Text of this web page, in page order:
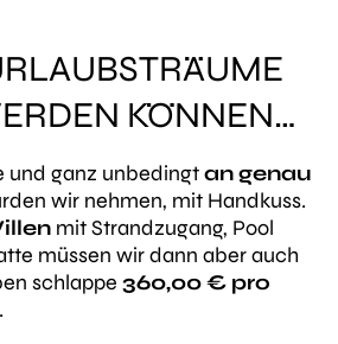
KÖNNEN…
und ganz unbedingtan genau
wir nehmen, mit Handkuss.
mit Strandzugang, Pool
müssen wir dann aber auch
schlappe 360,00 € pro